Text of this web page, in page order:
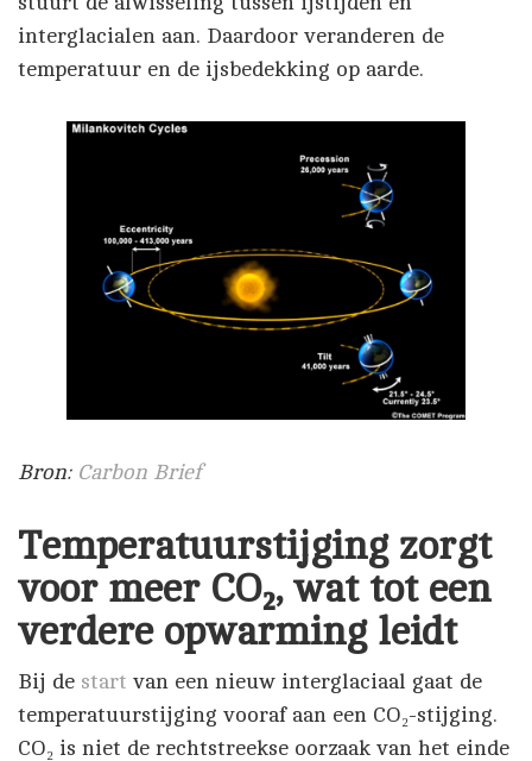
interglacialen aan. Daardoor veranderen de
temperatuur en de ijsbedekking op aarde.
Bron: Carbon Brief
Temperatuurstijging zorgt
voor meer CO₂, wat tot een
verdere opwarming leidt
Bij de start van een nieuw interglaciaal gaat de
temperatuurstijging vooraf aan een CO₂-stijging.
CO₂ is niet de rechtstreekse oorzaak van het einde